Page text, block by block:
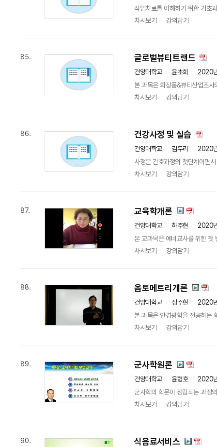
작업치료를 이해하기 위한 기초
차시보기
강의담기
85. 글로벌뷰티트랜드
건양대학교 윤초희
2020
본 과목은 화장품&뷰티산업조
차시보기
강의담기
86. 건강사정 및 실습
건양대학교 김두리
2020
사정은 간호과정의 첫단계이면
차시보기
강의담기
87. 교육학개론
건양대학교 하주현
2020
본 교과목은 예비교사를 위한
차시보기
강의담기
88. 옵토메트리개론
건양대학교 정주현
2020
본 과목은 안경광학을 전공하는
차시보기
강의담기
89. 군사학원론
건양대학교 윤형호
2020
군사학의 학문이 정립되는 과정
차시보기
강의담기
90. 식음료서비스